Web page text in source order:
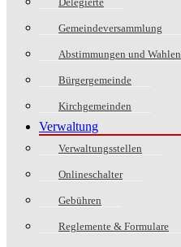
Delegierte
Gemeindeversammlung
Abstimmungen und Wahlen
Bürgergemeinde
Kirchgemeinden
Verwaltung
Verwaltungsstellen
Onlineschalter
Gebühren
Reglemente & Formulare